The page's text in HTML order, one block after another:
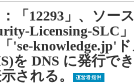
「12293」、ソー
Licensing-SLC
'se-knowledge.jp'
を DNS に発行で
される。